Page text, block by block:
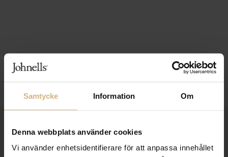
Samtycke Information Om
Denna webbplats använder cookies
Vi använder enhetsidentifierare för att anpassa innehållet
FRI FRAKT FRÅN 999 KR